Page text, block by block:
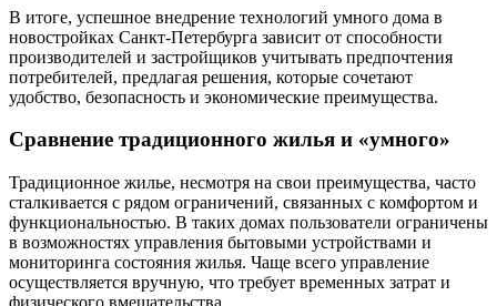
В итоге, успешное внедрение технологий умного дома в
новостройках Санкт-Петербурга зависит от способности
производителей и застройщиков учитывать предпочтения
потребителей, предлагая решения, которые сочетают
удобство, безопасность и экономические преимущества.
Сравнение традиционного жилья и «умного»
Традиционное жилье, несмотря на свои преимущества, часто
сталкивается с рядом ограничений, связанных с комфортом и
функциональностью. В таких домах пользователи ограничены
в возможностях управления бытовыми устройствами и
мониторинга состояния жилья. Чаще всего управление
осуществляется вручную, что требует временных затрат и
физического вмешательства.